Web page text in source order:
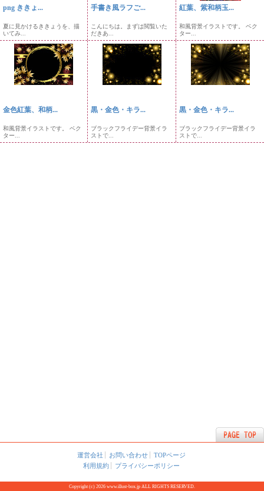
png ききょ...
夏に見かけるききょうを、描
いてみ...
手書き風ラフご...
こんにちは。まずは閲覧いた
だきあ...
紅葉、紫和柄玉...
和風背景イラストです。 ベク
ター...
金色紅葉、和柄...
和風背景イラストです。 ベク
ター...
黒・金色・キラ...
ブラックフライデー背景イラ
ストで...
黒・金色・キラ...
ブラックフライデー背景イラ
ストで...
運営会社 お問い合わせ
TOPページ
利用規約
プライバシーポリシー
Copyright (c) 2026 www.illust-box.jp ALL RIGHTS RESERVED.